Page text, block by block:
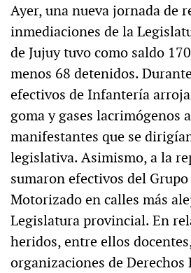
Ayer, una nueva jornada de
inmediaciones de la
de Jujuy tuvo como saldo
menos 68 detenidos.
efectivos de Infantería
goma y gases lacrimógenos
manifestantes que se
legislativa. Asimismo, a la
sumaron efectivos del
Motorizado en calles más
Legislatura provincial. En
heridos, entre ellos
organizaciones de Derechos